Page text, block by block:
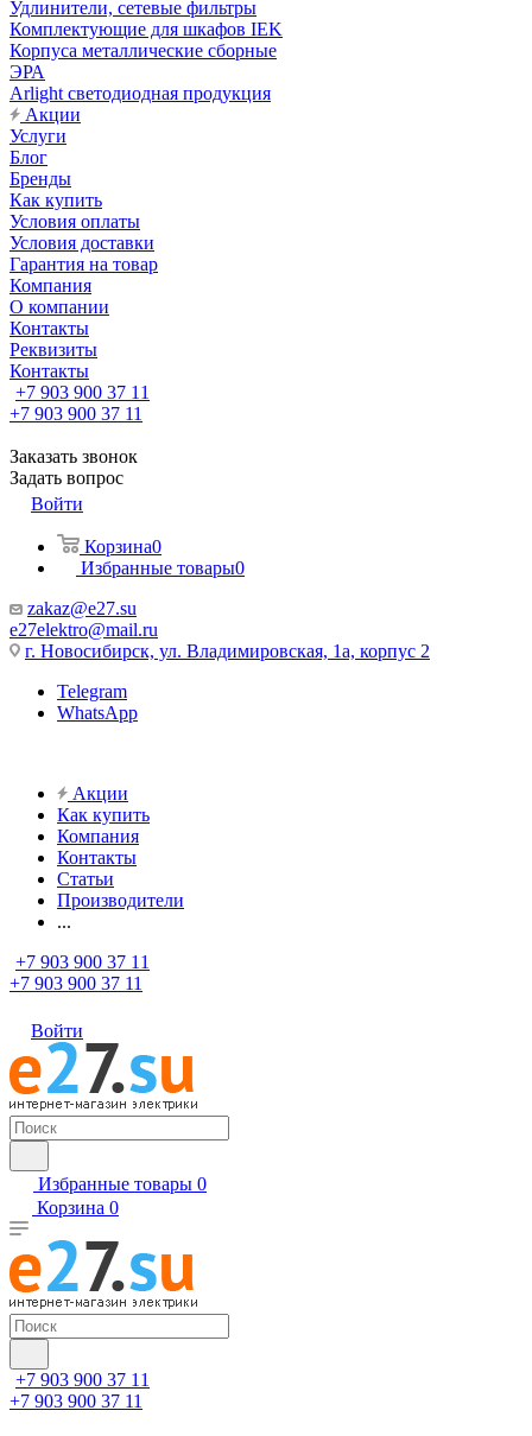
Удлинители, сетевые фильтры
Комплектующие для шкафов IEK
Корпуса металлические сборные
ЭРА
Arlight светодиодная продукция
Акции
Услуги
Блог
Бренды
Как купить
Условия оплаты
Условия доставки
Гарантия на товар
Компания
О компании
Контакты
Реквизиты
Контакты
+7 903 900 37 11
+7 903 900 37 11
Заказать звонок
Задать вопрос
Войти
Корзина0
Избранные товары0
zakaz@e27.su
e27elektro@mail.ru
г. Новосибирск, ул. Владимировская, 1а, корпус 2
Telegram
WhatsApp
Акции
Как купить
Компания
Контакты
Статьи
Производители
...
+7 903 900 37 11
+7 903 900 37 11
Войти
Избранные товары 0
Корзина 0
+7 903 900 37 11
+7 903 900 37 11